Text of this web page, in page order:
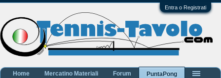
Entra o Registrati
Home Mercatino Materiali Forum
PuntaPong